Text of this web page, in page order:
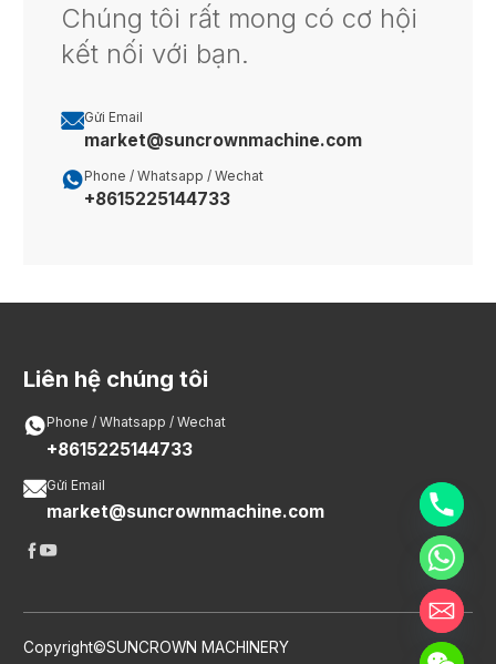
Chúng tôi rất mong có cơ hội
kết nối với bạn.
Gửi Email
market@suncrownmachine.com
Phone / Whatsapp / Wechat
+8615225144733
Liên hệ chúng tôi
Phone / Whatsapp / Wechat
+8615225144733
Gửi Email
market@suncrownmachine.com

Copyright©SUNCROWN MACHINERY